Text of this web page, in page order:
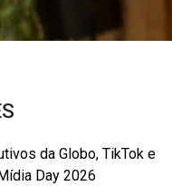
da Globo, TikTok e
Day 2026